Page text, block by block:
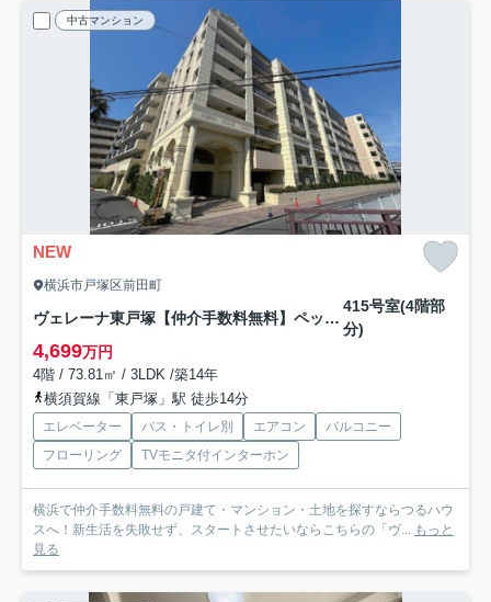
中古マンション
NEW
横浜市戸塚区前田町
ヴェレーナ東戸塚【仲介手数料無料】ペット可♪
415号室(4階部
分)
4,699万円
4階 / 73.81㎡ / 3LDK /築14年
横須賀線「東戸塚」駅 徒歩14分
エレベーター バス・トイレ別 エアコン
バルコニー
フローリング
TVモニタ付インターホン
横浜で仲介手数料無料の戸建て・マンション・土地を探すならつるハウ
スへ！新生活を失敗せず、スタートさせたいならこちらの「ヴ... もっと
見る